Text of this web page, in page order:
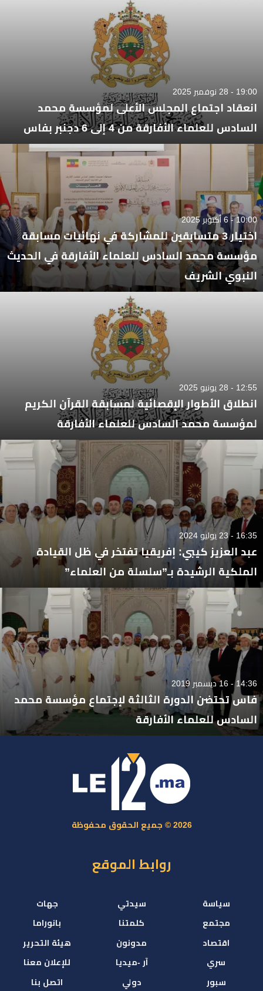
19:00 - 28 نوفمبر 2025
انعقاد اجتماع المجلس الأعلى لمؤسسة محمد
السادس للعلماء الأفارقة من 4 إلى 6 دجنبر بفاس
10:00 - 6 أكتوبر 2025
اختيار 3 متسابقين للمشاركة في نهائيات مسابقة
مؤسسة محمد السادس للعلماء الأفارقة في الحديث
النبوي الشريف
12:55 - 28 يونيو 2025
انطلاق الأطوار الإقصائية لمسابقة القرآن الكريم
لمؤسسة محمد السادس للعلماء الأفارقة
16:35 - 23 يوليو 2024
عبد العزيز كيبي: إفريقيا تفتخر في ظل القيادة
الملكية الرشيدة بـ”سلسلة من العلماء”
14:36 - 16 ديسمبر 2019
فاس تحتضن الدورة الثالثة لإجتماع مؤسسة محمد
السادس للعلماء الأفارقة
2026 © جميع الحقوق محفوظة
روابط الموقع
سياسة
مجتمع
اقتصاد
سري
سبور
سيدتي
كلمتنا
مدونون
آر -ميديا
دولي
جهات
بانوراما
هيئة التحرير
للإعلان معنا
اتصل بنا